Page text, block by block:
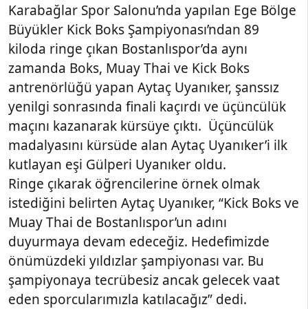
Karabağlar Spor Salonu’nda yapılan Ege Bölge
Büyükler Kick Boks Şampiyonası’ndan 89
kiloda ringe çıkan Bostanlıspor’da aynı
zamanda Boks, Muay Thai ve Kick Boks
antrenörlüğü yapan Aytaç Uyanıker, şanssız
yenilgi sonrasında finali kaçırdı ve üçüncülük
maçını kazanarak kürsüye çıktı. Üçüncülük
madalyasını kürsüde alan Aytaç Uyanıker’i ilk
kutlayan eşi Gülperi Uyanıker oldu.
Ringe çıkarak öğrencilerine örnek olmak
istediğini belirten Aytaç Uyanıker, “Kick Boks ve
Muay Thai de Bostanlıspor’un adını
duyurmaya devam edeceğiz. Hedefimizde
önümüzdeki yıldızlar şampiyonası var. Bu
şampiyonaya tecrübesiz ancak gelecek vaat
eden sporcularımızla katılacağız” dedi.